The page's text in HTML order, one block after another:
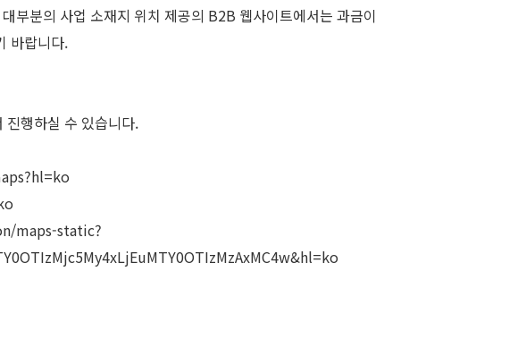
부분의 사업 소재지 위치 제공의 B2B 웹사이트에서는 과금이
바랍니다.
진행하실 수 있습니다.
maps-static?